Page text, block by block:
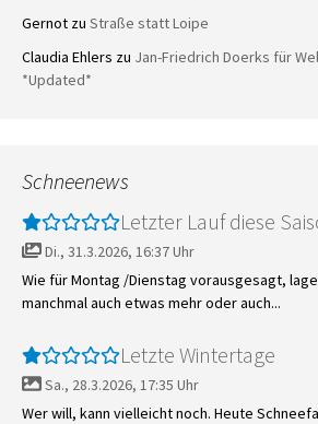
Gernot zu Straße statt Loipe
Claudia Ehlers zu Jan-Friedrich Doerks für
*Updated*
Schneenews
Letzter Lauf diese
Di., 31.3.2026, 16:37 Uhr
Wie für Montag /Dienstag vorausgesagt,
manchmal auch etwas mehr oder auch...
Letzte Wintertage
Sa., 28.3.2026, 17:35 Uhr
Wer will, kann vielleicht noch. Heute